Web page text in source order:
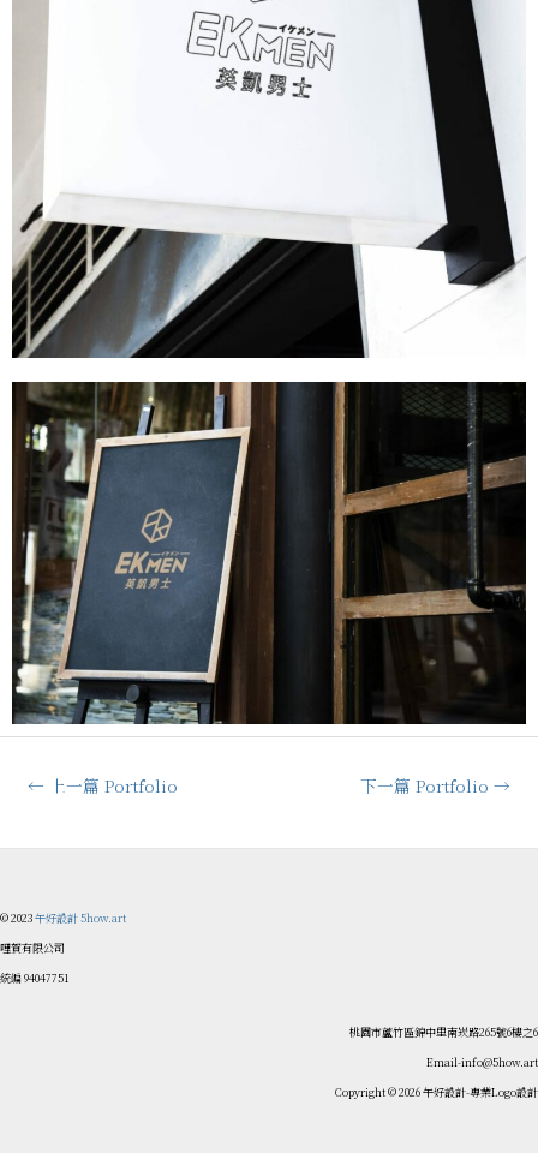
← 上一篇 Portfolio 下一篇 Portfolio→
© 2023午好設計 5how.art
哩賀有限公司
統編 94047751
桃園市蘆竹區錦中里南崁路265號6樓之6
Email-info@5how.art
Copyright © 2026 午好設計-專業Logo設計